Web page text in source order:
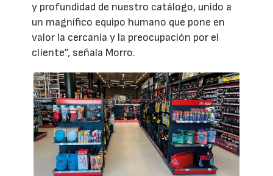
y profundidad de nuestro catálogo, unido a
un magnífico equipo humano que pone en
valor la cercanía y la preocupación por el
cliente”, señala Morro.